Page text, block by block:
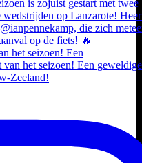
het seizoen! Een